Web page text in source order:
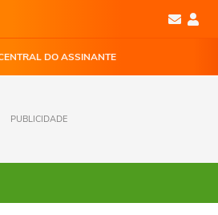
DO ASSINANTE
PUBLICIDADE